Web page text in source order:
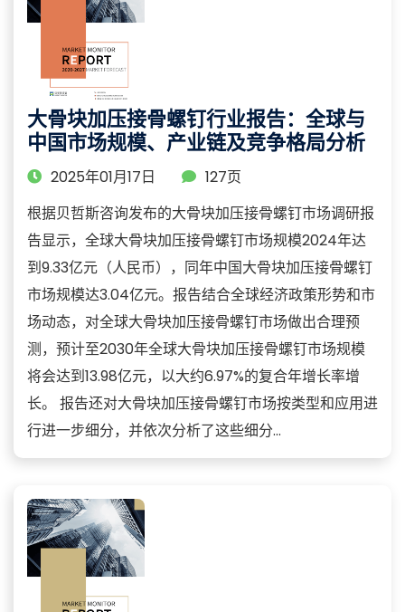
大骨块加压接骨螺钉行业报告：全球与
中国市场规模、产业链及竞争格局分析
2025年01月17日
127页
根据贝哲斯咨询发布的大骨块加压接骨螺钉市场调研报
告显示，全球大骨块加压接骨螺钉市场规模2024年达
到9.33亿元（人民币），同年中国大骨块加压接骨螺钉
市场规模达3.04亿元。报告结合全球经济政策形势和市
场动态，对全球大骨块加压接骨螺钉市场做出合理预
测，预计至2030年全球大骨块加压接骨螺钉市场规模
将会达到13.98亿元，以大约6.97%的复合年增长率增
长。 报告还对大骨块加压接骨螺钉市场按类型和应用进
行进一步细分，并依次分析了这些细分...